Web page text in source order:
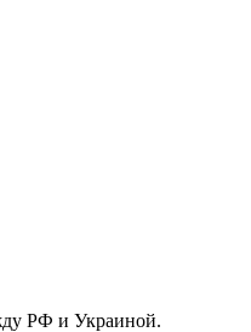
РФ и Украиной.